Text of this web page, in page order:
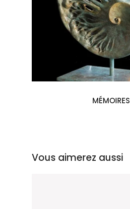
MÉMOIRES
Vous aimerez aussi